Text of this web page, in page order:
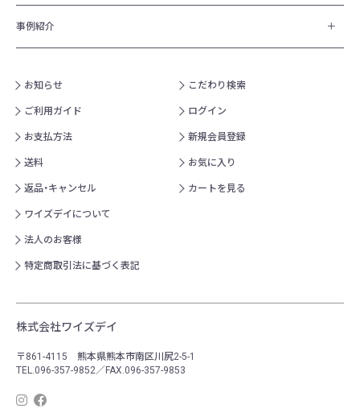
事例紹介
お知らせ
ご利用ガイド
お支払方法
送料
返品・キャンセル
ワイズデイについて
法人のお客様
特定商取引法に基づく表記
こだわり検索
ログイン
新規会員登録
お気に入り
カートを見る
株式会社ワイズデイ
〒861-4115 熊本県熊本市南区川尻2-5-1
TEL.096-357-9852／FAX.096-357-9853